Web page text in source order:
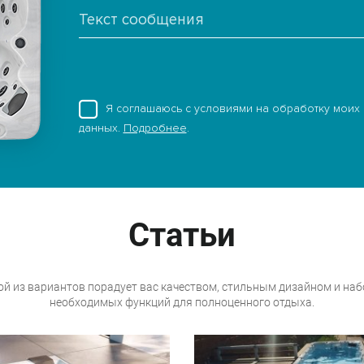
Я соглашаюсь с условиями на обработку
данных. Подробнее.
Статьи
из вариантов порадует вас качеством, стильным дизайном и
необходимых функций для полноценного отдыха.